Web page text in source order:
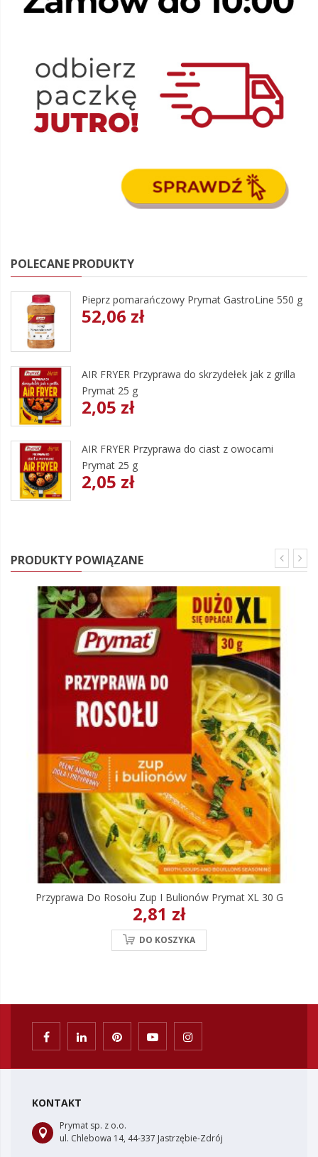
POLECANE PRODUKTY
Pieprz pomarańczowy Prymat GastroLine 550 g
52,06 zł
AIR FRYER Przyprawa do skrzydełek jak z grilla
Prymat 25 g
2,05 zł
AIR FRYER Przyprawa do ciast z owocami
Prymat 25 g
2,05 zł
PRODUKTY POWIĄZANE
Przyprawa Do Rosołu Zup I Bulionów Prymat XL 30 G
2,81 zł
DO KOSZYKA
KONTAKT
Prymat sp. z o.o.
ul. Chlebowa 14, 44-337 Jastrzębie-Zdrój